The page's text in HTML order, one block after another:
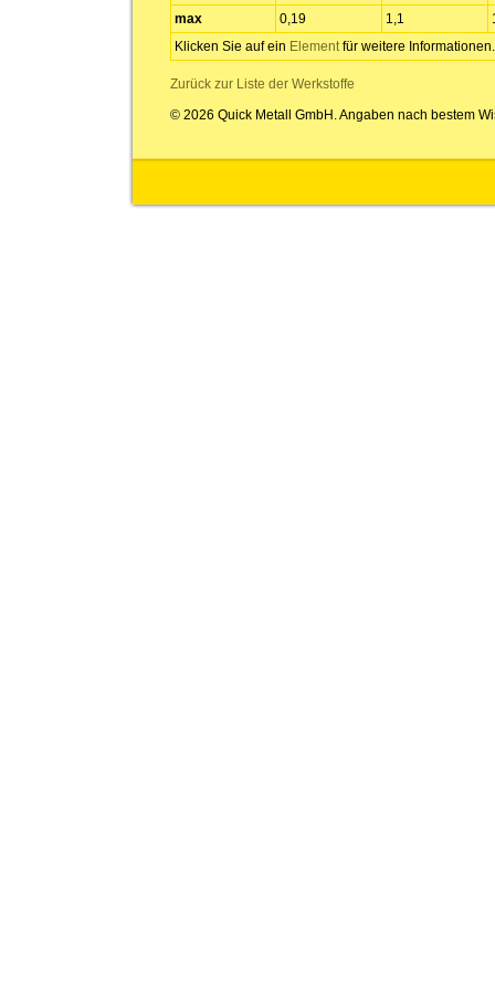
max
0,19 1,1
Klicken Sie auf ein Elementfür weitere Informationen.
Zurück zur Liste der Werkstoffe
© 2026 Quick Metall GmbH. Angaben nach bestem